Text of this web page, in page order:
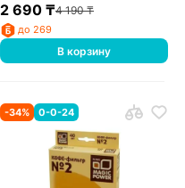
2 690 ₸4 190₸
до 269
В корзину
-34% 0-0-24